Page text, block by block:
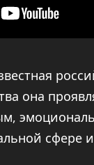
она
сфере